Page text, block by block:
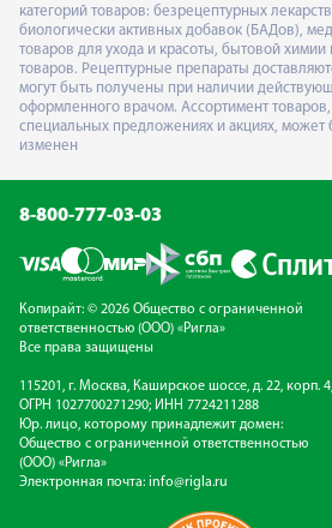
категорий товаров: безрецептурных
биологически активных добавок (БАДов),
товаров для ухода и красоты, бытовой химии
товаров. Рецептурные препараты
могут быть получены при наличии
оформленного врачом. Ассортимент
специальных предложениях и акциях, может
изменен
8-800-777-03-03
Копирайт: © 2026 Общество с ограниченной
ответственностью (ООО) «Ригла»
Все права защищены
115201, г. Москва, Каширское шоссе, д. 22, корп. 4,
ОГРН 1027700271290; ИНН 7724211288
Юр. лицо, которому принадлежит домен:
Общество с ограниченной ответственностью
(ООО) «Ригла»
Электронная почта: info@rigla.ru